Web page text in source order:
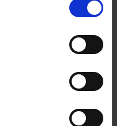
lloc web de la